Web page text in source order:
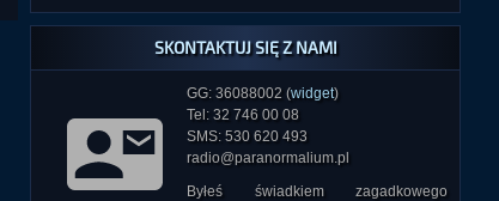
SKONTAKTUJ SIĘ Z NAMI
GG: 36088002 (widget)
Tel: 32 746 00 08
SMS: 530 620 493
radio@paranormalium.pl
Byłeś świadkiem zagadkowego